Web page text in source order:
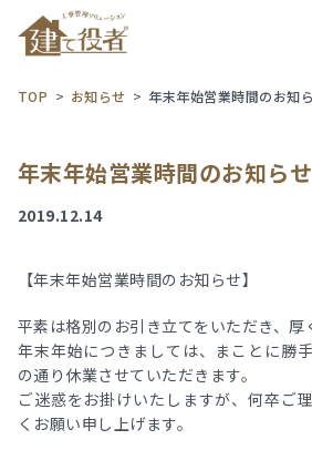
TOP お知らせ 年末年始営業時間のお知
年末年始営業時間のお知らせ
2019.12.14
【年末年始営業時間のお知らせ】
平素は格別のお引き立てをいただき、厚
年末年始につきましては、まことに勝
の通り休業させていただきます。
ご迷惑をお掛けいたしますが、何卒ご
くお願い申し上げます。